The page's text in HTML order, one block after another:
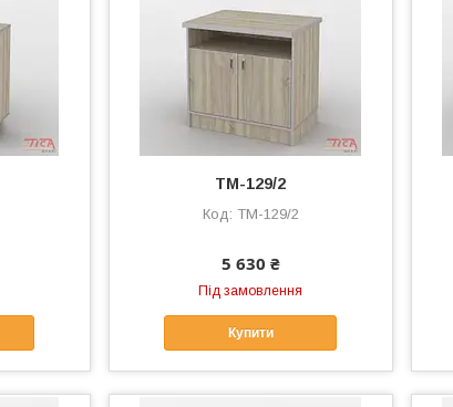
ТМ-129/2
ТМ-129/2
5 630 ₴
Під замовлення
Купити